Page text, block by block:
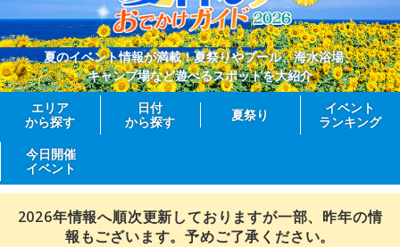
夏のイベント情報が満載！夏祭りやプール、海水浴場、
キャンプ場など遊べるスポットを大紹介
エリア
から探す
日付
から探す
夏祭り
イベント
ランキング
今日開催
イベント
2026年情報へ順次更新しておりますが一部、昨年の情
報もございます。予めご了承ください。